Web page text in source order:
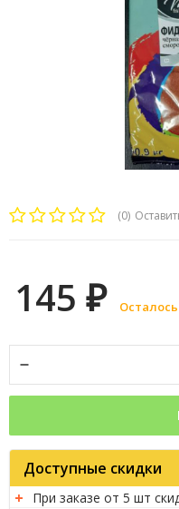
(0)
145₽
Доступные скидки
При заказе от 5 шт